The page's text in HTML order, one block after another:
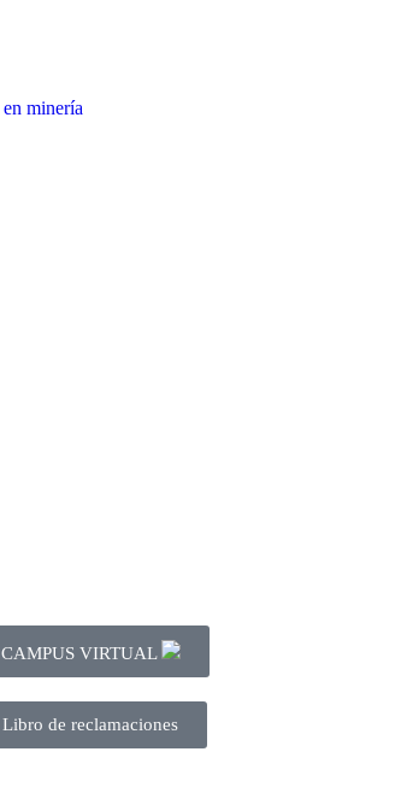
CAMPUS VIRTUAL
Libro de reclamaciones